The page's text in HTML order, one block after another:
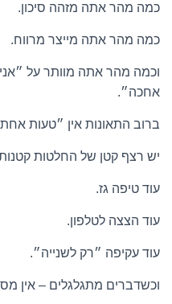
כמה מהר אתה מזהה סיכון.
כמה מהר אתה מייצר מרווח.
וכמה מהר אתה מוותר על
אחכה״.
ברוב התאונות אין ״טעות
יש רצף קטן של החלטות
עוד טיפה גז.
עוד הצצה לטלפון.
עוד עקיפה ״רק לשנייה״.
וכשדברים מתגלגלים – אין